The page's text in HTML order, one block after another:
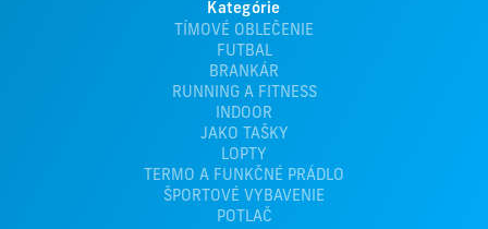
Kategórie
TÍMOVÉ OBLEČENIE
FUTBAL
BRANKÁR
RUNNING A FITNESS
INDOOR
JAKO TAŠKY
LOPTY
TERMO A FUNKČNÉ PRÁDLO
ŠPORTOVÉ VYBAVENIE
POTLAČ